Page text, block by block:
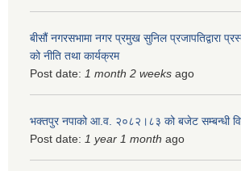
बीसौं नगरसभामा नगर प्रमुख सुनिल प्रजापतिद्वारा
को नीति तथा कार्यक्रम
Post date: 1 month 2 weeks ago
भक्तपुर नपाको आ.व. २०८२।८३ को बजेट सम्बन्धी
Post date: 1 year 1 month ago